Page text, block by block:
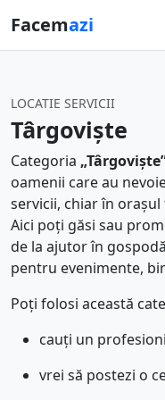
Facemazi
LOCATIE SERVICII
Târgoviște
Categoria
oamenii care au
servicii, chiar în
Aici poți găsi sau
de la ajutor în
pentru evenimente,
Poți folosi această
cauți un
vrei să postezi o